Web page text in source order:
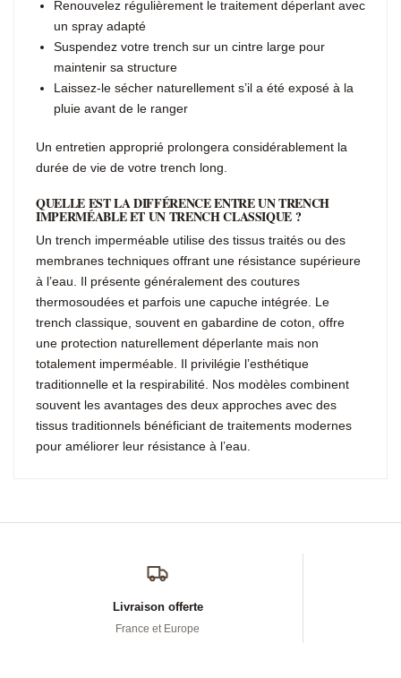
Renouvelez régulièrement le traitement déperlant avec
un spray adapté
Suspendez votre trench sur un cintre large pour
maintenir sa structure
Laissez-le sécher naturellement s’il a été exposé à la
pluie avant de le ranger
Un entretien approprié prolongera considérablement la
durée de vie de votre trench long.
QUELLE EST LA DIFFÉRENCE ENTRE UN TRENCH
IMPERMÉABLE ET UN TRENCH CLASSIQUE ?
Un trench imperméable utilise des tissus traités ou des
membranes techniques offrant une résistance supérieure
à l’eau. Il présente généralement des coutures
thermosoudées et parfois une capuche intégrée. Le
trench classique, souvent en gabardine de coton, offre
une protection naturellement déperlante mais non
totalement imperméable. Il privilégie l’esthétique
traditionnelle et la respirabilité. Nos modèles combinent
souvent les avantages des deux approches avec des
tissus traditionnels bénéficiant de traitements modernes
pour améliorer leur résistance à l’eau.
Livraison offerte
France et Europe